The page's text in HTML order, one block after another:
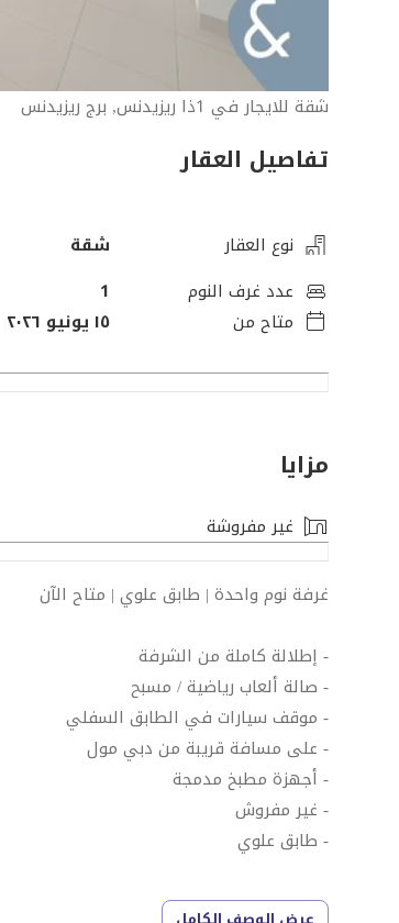
شقة للايجار في 1ذا ريزيدنس, برج ريزيدنس
تفاصيل العقار
نوع العقار شقة
عدد غرف النوم
1
متاح من
١٥ يونيو ٢٠٢٦
مزايا
غير مفروشة
غرفة نوم واحدة | طابق علوي | متاح الآن
- إطلالة كاملة من الشرفة
- صالة ألعاب رياضية / مسبح
- موقف سيارات في الطابق السفلي
- على مسافة قريبة من دبي مول
- أجهزة مطبخ مدمجة
- غير مفروش
- طابق علوي